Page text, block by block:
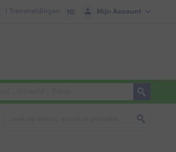
Mijn Account
| Treinmeldingen 10